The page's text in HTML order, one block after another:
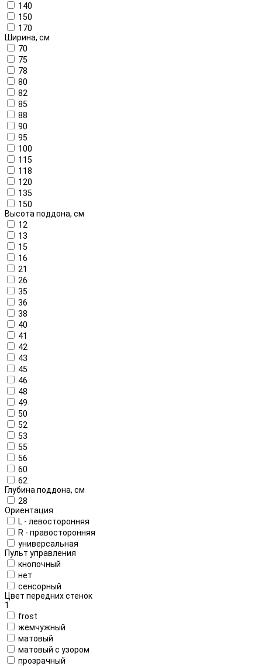
140
150
170
Ширина, см
70
75
78
80
82
85
88
90
95
100
115
118
120
135
150
Высота поддона, см
12
13
15
16
21
26
35
36
38
40
41
42
43
45
46
48
49
50
52
53
55
56
60
62
Глубина поддона, см
28
Ориентация
L - левосторонняя
R - правосторонняя
универсальная
Пульт управления
кнопочный
нет
сенсорный
Цвет передних стенок
1
frost
жемчужный
матовый
матовый с узором
прозрачный